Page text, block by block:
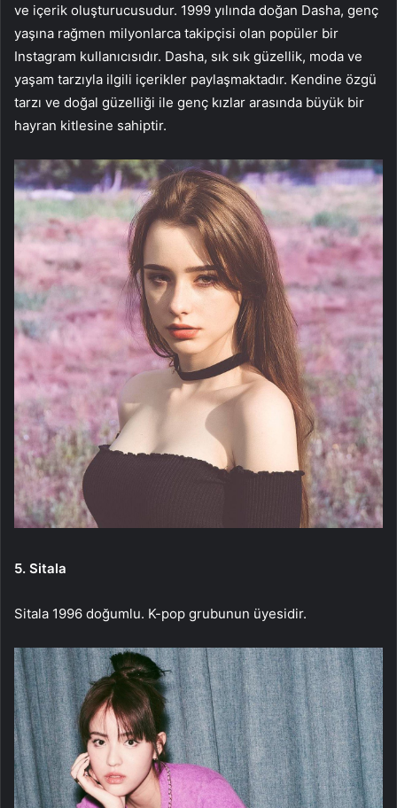
ve içerik oluşturucusudur. 1999 yılında doğan Dasha, genç
yaşına rağmen milyonlarca takipçisi olan popüler bir
Instagram kullanıcısıdır. Dasha, sık sık güzellik, moda ve
yaşam tarzıyla ilgili içerikler paylaşmaktadır. Kendine özgü
tarzı ve doğal güzelliği ile genç kızlar arasında büyük bir
hayran kitlesine sahiptir.
5. Sitala
Sitala 1996 doğumlu. K-pop grubunun üyesidir.